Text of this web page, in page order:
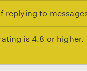
replying to
is 4.8 or higher.